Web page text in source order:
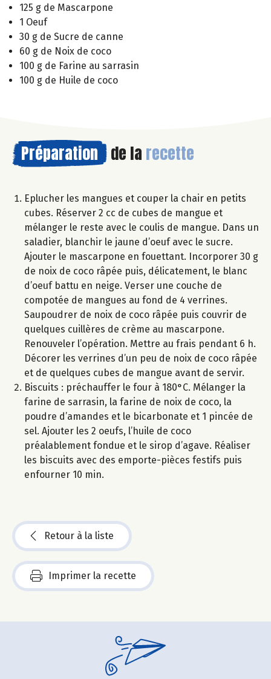
125 g de Mascarpone
1 Oeuf
30 g de Sucre de canne
60 g de Noix de coco
100 g de Farine au sarrasin
100 g de Huile de coco
Préparation de la recette
Eplucher les mangues et couper la chair en petits
cubes. Réserver 2 cc de cubes de mangue et
mélanger le reste avec le coulis de mangue. Dans un
saladier, blanchir le jaune d’oeuf avec le sucre.
Ajouter le mascarpone en fouettant. Incorporer 30 g
de noix de coco râpée puis, délicatement, le blanc
d’oeuf battu en neige. Verser une couche de
compotée de mangues au fond de 4 verrines.
Saupoudrer de noix de coco râpée puis couvrir de
quelques cuillères de crème au mascarpone.
Renouveler l’opération. Mettre au frais pendant 6 h.
Décorer les verrines d’un peu de noix de coco râpée
et de quelques cubes de mangue avant de servir.
Biscuits : préchauffer le four à 180°C. Mélanger la
farine de sarrasin, la farine de noix de coco, la
poudre d’amandes et le bicarbonate et 1 pincée de
sel. Ajouter les 2 oeufs, l’huile de coco
préalablement fondue et le sirop d’agave. Réaliser
les biscuits avec des emporte-pièces festifs puis
enfourner 10 min.
Retour à la liste
Imprimer la recette